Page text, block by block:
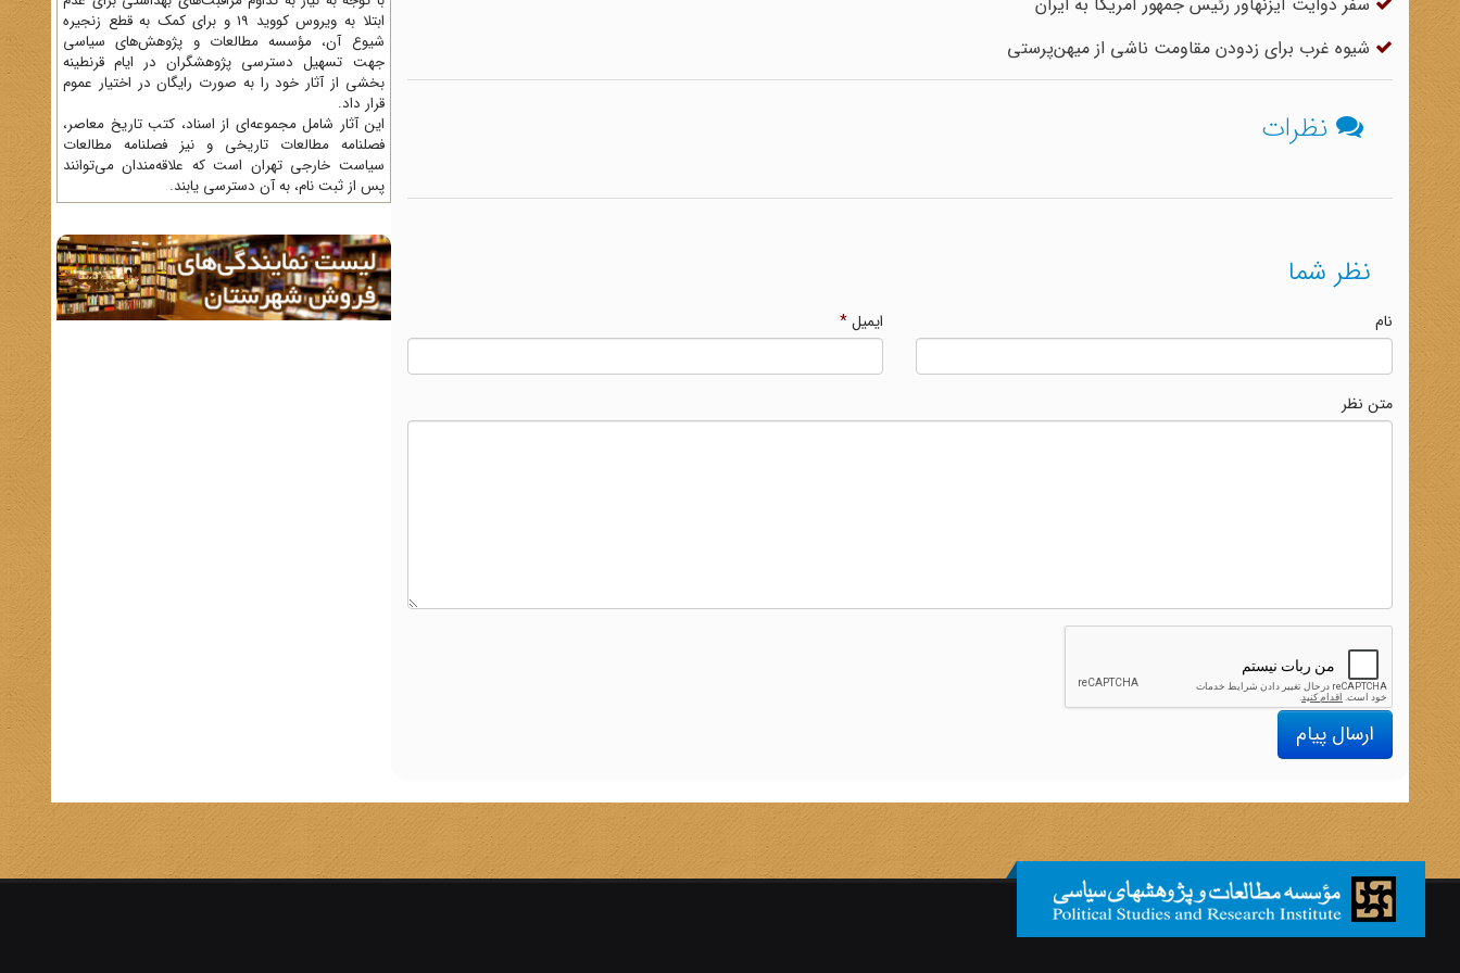
شیوه غرب برای زدودن مقاومت ناشی از میهن‌پرستی
نظرات
نظر شما
نام ایمیل*
متن نظر
ارسال پیام
ابتلا به ویروس کووید 19 و برای کمک به قطع زنجیره
شیوع آن، مؤسسه مطالعات و پژوهش‌های سیاسی
جهت تسهیل دسترسی پژوهشگران در ایام قرنطینه
بخشی از آثار خود را به صورت رایگان در اختیار عموم
قرار داد.
این آثار شامل مجموعه‌ای از اسناد، کتب تاریخ معاصر،
فصلنامه‌ مطالعات تاریخی و نیز فصلنامه مطالعات
سیاست خارجی تهران است که علاقه‌مندان می‌توانند
پس از ثبت نام، به آن دسترسی یابند.